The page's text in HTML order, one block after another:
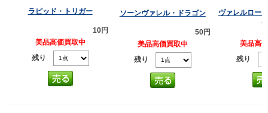
ラピッド・トリガー
10円
美品高価買取中
残り
ソーンヴァレル・ドラゴン
50円
美品高価買取中
残り
ヴァレルロー
美品高
残り